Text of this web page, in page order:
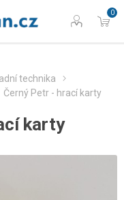
0
technika
Černý Petr - hrací karty
karty